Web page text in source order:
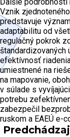
Vznik
predstavuje
adaptabilitu od
regulačný pokrok
štandardizovaných
efektívnosť
umiestnené na
na mapovanie,
v súlade s
potrebu
zabezpečil
ruskom a EAEÚ e-